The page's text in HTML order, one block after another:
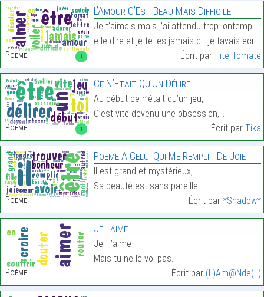
1
Poème:
L’Amour C’Est Beau Mais Difficile
Je t’aimais mais j’ai attendu trop lontemps pour t
e le dire et je te les jamais dit je tavais ecris …
Écrit par Tite Tomate
1
Poème:
Ce N’Était Qu’Un Délire
Au début ce n’était qu’un jeu,
C’est vite devenu une obsession,…
Écrit par Tika
Poème:
Poeme A Celui Qui Me Remplit De Joie
Il est grand et mystérieux,
Sa beauté est sans pareille…
Écrit par *Shadow*
Poème:
Je Taime
Je T’aime
Mais tu ne le voi pas…
Écrit par (L)Am@Nde(L)